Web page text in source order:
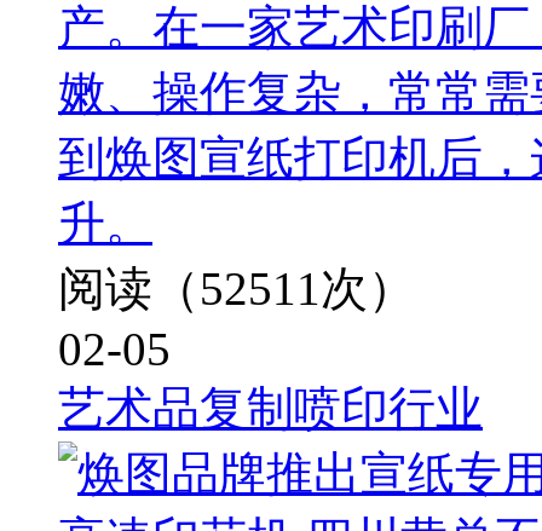
产。在一家艺术印刷
嫩、操作复杂，常常
到焕图宣纸打印机后
升。
阅读（52511次）
02-05
艺术品复制喷印行业